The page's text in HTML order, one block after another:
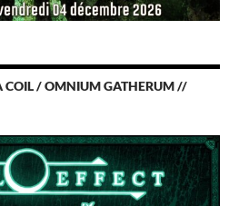
COIL / OMNIUM GATHERUM //